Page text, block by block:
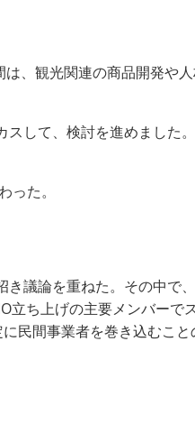
、観光関連の商品開発や
して、検討を進めました
た。
議論を重ねた。その中で
立ち上げの主要メンバーで
民間事業者を巻き込むこ